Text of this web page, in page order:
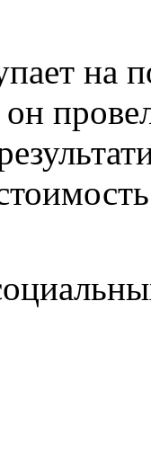
на
он